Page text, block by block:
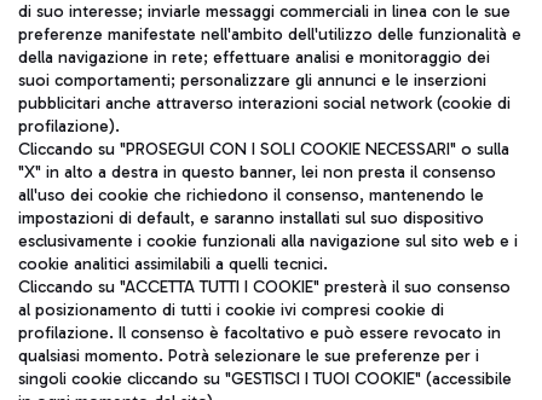
TRAVEL JOURNAL
ITA
Aeroporti di Roma S.p.A. - Società soggetta a direzione e
coordinamento di Mundys S.p.A.
Codice fiscale e Registro delle Imprese di Roma 13032990155 P.
IVA 06572251004
Capitale sociale 62.224.743,00 int. vers.
Sede legale: Via Pier Paolo Racchetti 1 - 00054 Fiumicino (RM)
di suo interesse; inviarle messaggi commerciali in linea con le sue
preferenze manifestate nell'ambito dell'utilizzo delle funzionalità e
della navigazione in rete; effettuare analisi e monitoraggio dei
suoi comportamenti; personalizzare gli annunci e le inserzioni
pubblicitari anche attraverso interazioni social network (cookie di
profilazione).
Cliccando su "PROSEGUI CON I SOLI COOKIE NECESSARI" o sulla
"X" in alto a destra in questo banner, lei non presta il consenso
all'uso dei cookie che richiedono il consenso, mantenendo le
impostazioni di default, e saranno installati sul suo dispositivo
esclusivamente i cookie funzionali alla navigazione sul sito web e i
cookie analitici assimilabili a quelli tecnici.
Cliccando su "ACCETTA TUTTI I COOKIE" presterà il suo consenso
al posizionamento di tutti i cookie ivi compresi cookie di
profilazione. Il consenso è facoltativo e può essere revocato in
qualsiasi momento. Potrà selezionare le sue preferenze per i
singoli cookie cliccando su "GESTISCI I TUOI COOKIE" (accessibile